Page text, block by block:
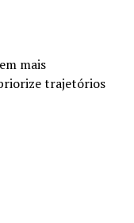
mais
trajetórios